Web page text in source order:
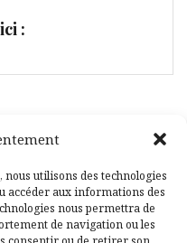
utilisons des technologies
accéder aux informations des
nous permettra de
de navigation ou les
: